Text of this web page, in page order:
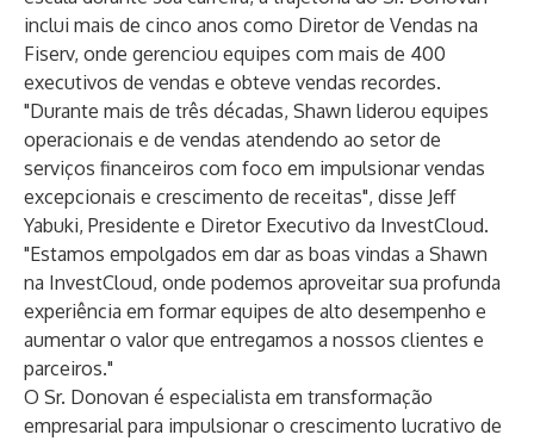
inclui mais de cinco anos como Diretor de Vendas na
Fiserv, onde gerenciou equipes com mais de 400
executivos de vendas e obteve vendas recordes.
"Durante mais de três décadas, Shawn liderou equipes
operacionais e de vendas atendendo ao setor de
serviços financeiros com foco em impulsionar vendas
excepcionais e crescimento de receitas", disse Jeff
Yabuki, Presidente e Diretor Executivo da InvestCloud.
"Estamos empolgados em dar as boas vindas a Shawn
na InvestCloud, onde podemos aproveitar sua profunda
experiência em formar equipes de alto desempenho e
aumentar o valor que entregamos a nossos clientes e
parceiros."
O Sr. Donovan é especialista em transformação
empresarial para impulsionar o crescimento lucrativo de